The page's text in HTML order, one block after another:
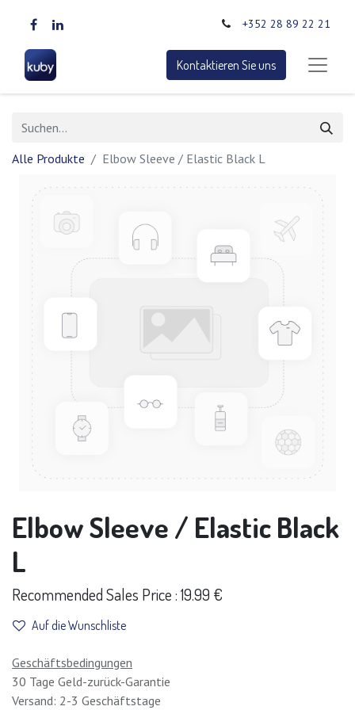
+352 28 89 22 21
Kontaktieren Sie uns
Alle Produkte Elbow Sleeve / Elastic Black L
Elbow Sleeve / Elastic Black
L
Recommended Sales Price : 19.99 €
Auf die Wunschliste
Geschäftsbedingungen
30 Tage Geld-zurück-Garantie
Versand: 2-3 Geschäftstage